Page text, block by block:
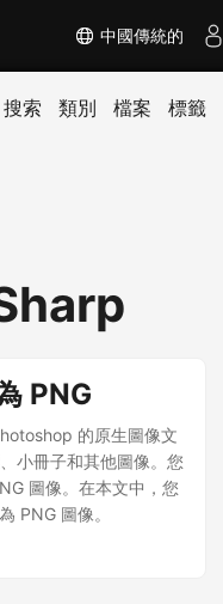
中國傳統的
搜索 類別 檔案 標籤
PNG
的原生圖像文
小冊子和其他圖像。您
圖像。在本文中，您
PNG 圖像。